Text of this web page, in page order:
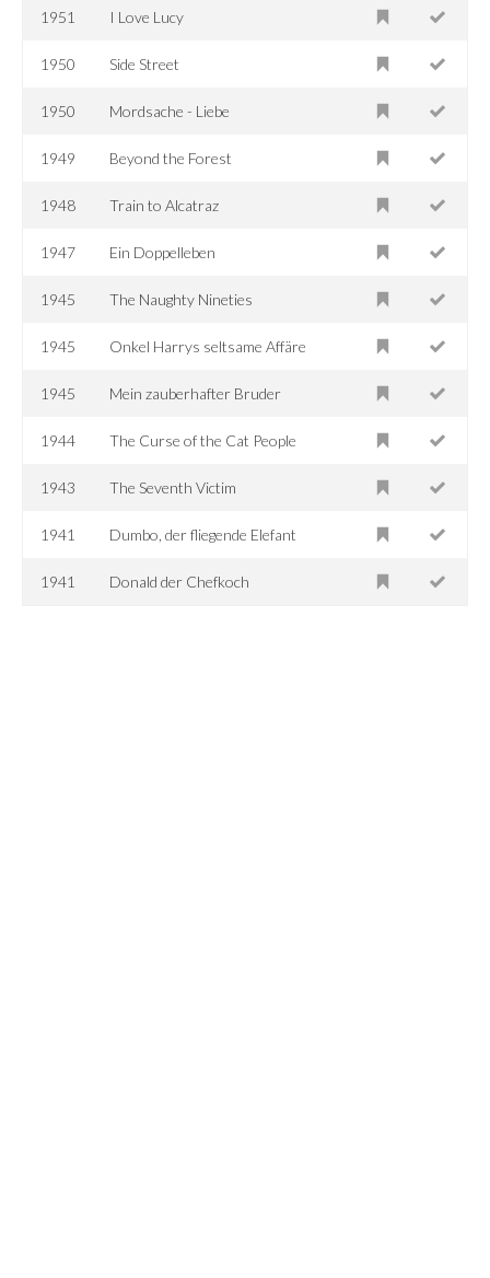
1951 I Love Lucy
1950 Side Street
1950 Mordsache - Liebe
1949 Beyond the Forest
1948 Train to Alcatraz
1947 Ein Doppelleben
1945 The Naughty Nineties
1945 Onkel Harrys seltsame Affäre
1945 Mein zauberhafter Bruder
1944 The Curse of the Cat People
1943 The Seventh Victim
1941 Dumbo, der fliegende Elefant
1941 Donald der Chefkoch